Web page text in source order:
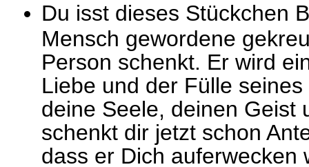
Du isst dieses Stückchen
Mensch gewordene
Person schenkt. Er wird
Liebe und der Fülle
deine Seele, deinen Geist
schenkt dir jetzt schon
dass er Dich auferwecken